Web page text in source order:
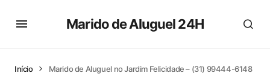
Marido de Aluguel 24H
Início Marido de Aluguel no Jardim Felicidade – (31) 99444-6148